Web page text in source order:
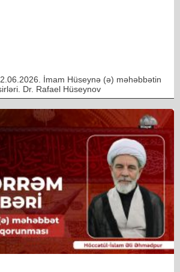
İmam Hüseynə (ə) məhəbbətin
Dr. Rafael Hüseynov